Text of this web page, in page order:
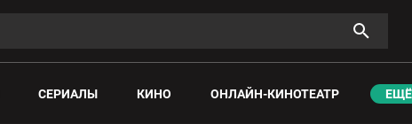
СЕРИАЛЫ КИНО ОНЛАЙН-КИНОТЕАТР ЕЩЁ